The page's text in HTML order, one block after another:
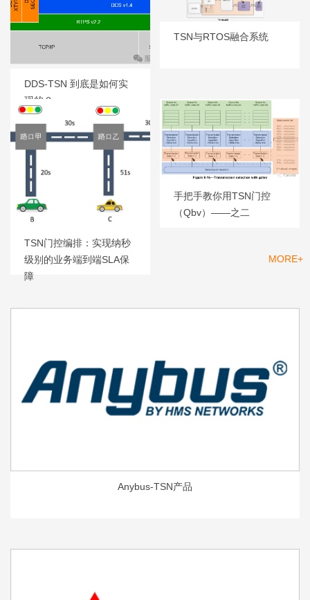
DDS-TSN 到底是如何实
现的？
TSN与RTOS融合系统
TSN门控编排：实现纳秒
级别的业务端到端SLA保
障
手把手教你用TSN门控
（Qbv）——之二
产品 MORE+
Anybus-TSN产品